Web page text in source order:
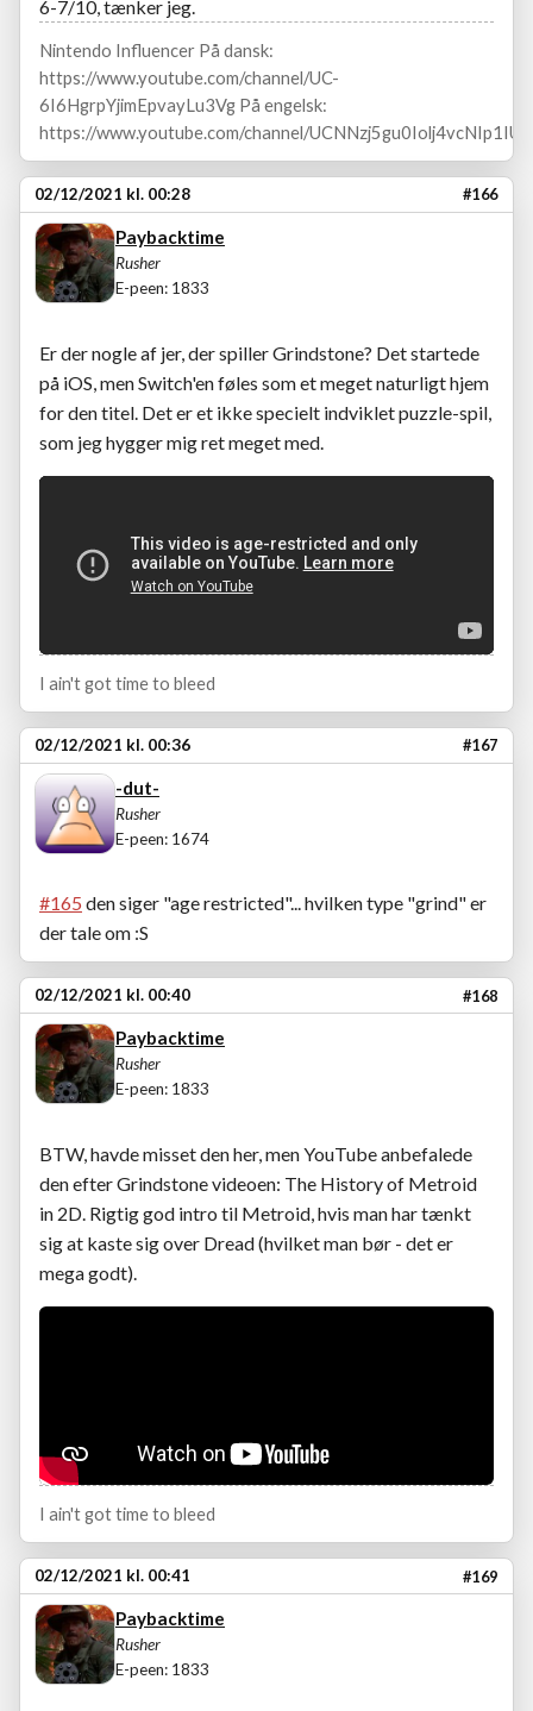
6-7/10, tænker jeg.
Nintendo Influencer På dansk:
https://www.youtube.com/channel/UC-
6I6HgrpYjimEpvayLu3Vg På engelsk:
https://www.youtube.com/channel/UCNNzj5gu0Iolj4vcNIp1IUA
02/12/2021 kl. 00:28 #166
Paybacktime
Rusher
E-peen: 1833
Er der nogle af jer, der spiller Grindstone? Det startede
på iOS, men Switch'en føles som et meget naturligt hjem
for den titel. Det er et ikke specielt indviklet puzzle-spil,
som jeg hygger mig ret meget med.
I ain't got time to bleed
02/12/2021 kl. 00:36 #167
-dut-
Rusher
E-peen: 1674
#165 den siger "age restricted"... hvilken type "grind" er
der tale om :S
02/12/2021 kl. 00:40 #168
Paybacktime
Rusher
E-peen: 1833
BTW, havde misset den her, men YouTube anbefalede
den efter Grindstone videoen: The History of Metroid
in 2D. Rigtig god intro til Metroid, hvis man har tænkt
sig at kaste sig over Dread (hvilket man bør - det er
mega godt).
I ain't got time to bleed
02/12/2021 kl. 00:41 #169
Paybacktime
Rusher
E-peen: 1833